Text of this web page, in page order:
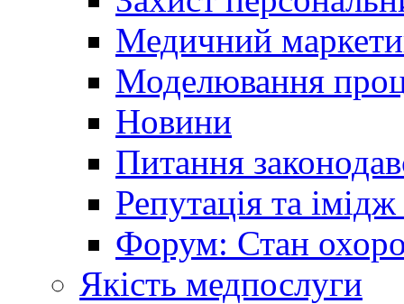
Медичний
Моделювання
Новини
Питання
Репутація та
Форум: Стан
Якість медпослуги